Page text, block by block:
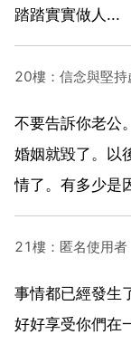
踏踏實實做人...
20樓：信念與堅持
不要告訴你老公
婚姻就毀了。以
情了。有多少是
21樓：匿名使用者
事情都已經發生
好好享受你們在